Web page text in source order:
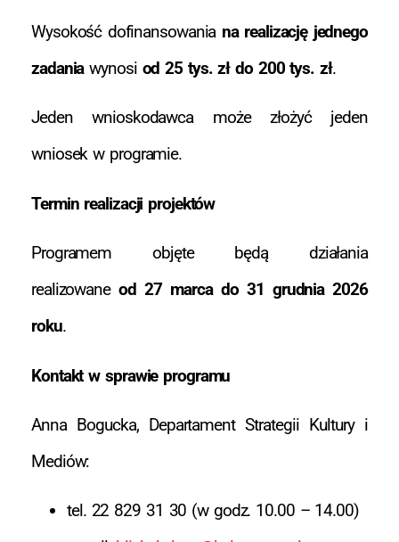
Wysokość dofinansowania na realizację jednego
zadaniawynosi od 25 tys. zł do 200 tys. zł.
Jeden wnioskodawca może złożyć jeden
wniosek w programie.
Termin realizacji projektów
Programem objęte będą działania
realizowaneod 27 marca do 31 grudnia 2026
roku.
Kontakt w sprawie programu
Anna Bogucka, Departament Strategii Kultury i
Mediów:
tel. 22 829 31 30 (w godz. 10.00 – 14.00)